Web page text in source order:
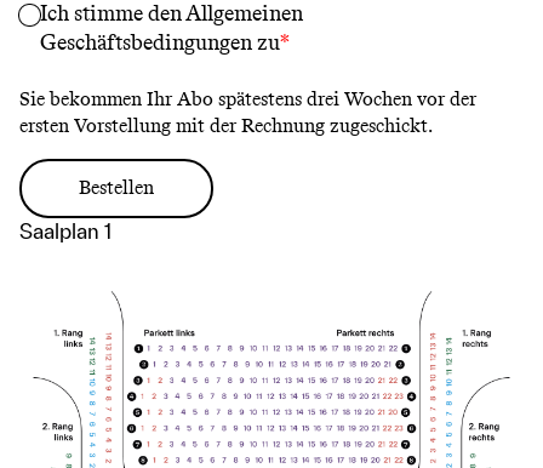
Saalplan 1
Ich stimme denAllgemeinen
Geschäftsbedingungenzu
Sie bekommen Ihr Abo spätestens drei Wochen vor der
ersten Vorstellung mit der Rechnung zugeschickt.